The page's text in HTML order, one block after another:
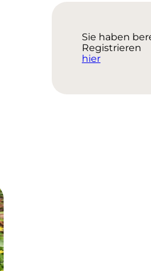
Sie haben
Registrieren
hier